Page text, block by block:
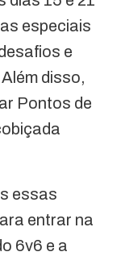
especiais
e
disso,
Pontos de
essas
entrar na
6v6 e a